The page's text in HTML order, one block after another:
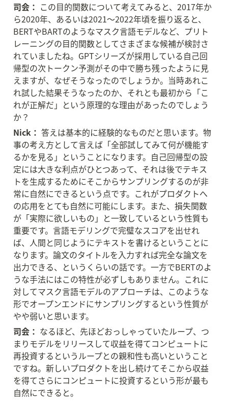
司会： この目的関数について考えてみると、2017年か
ら2020年、あるいは2021〜2022年頃を振り返ると、
BERTやBARTのようなマスク言語モデルなど、プリト
レーニングの目的関数としてさまざまな候補が検討さ
れていましたね。GPTシリーズが採用している自己回
帰型の次トークン予測がその中で勝ち残ったように見
えますが、なぜそうなったのでしょうか。当時あれこ
れ試した結果そうなったのか、それとも最初から「こ
れが正解だ」という原理的な理由があったのでしょう
か？
Nick： 答えは基本的に経験的なものだと思います。物
事の考え方として言えば「全部試してみて何が機能す
るかを見る」ということになります。自己回帰型の設
定には大きな利点がひとつあって、それは後でテキス
トを生成するためにそこからサンプリングするのが非
常に自然にできるという点です。これがプロダクトへ
の応用をとても自然に可能にします。また、損失関数
が「実際に欲しいもの」と一致しているという性質も
重要です。言語モデリングで完璧なスコアを出せれ
ば、人間と同じようにテキストを書けるということに
なります。論文のタイトルを入力すれば完全な論文を
出力できる、というくらいの話です。一方でBERTのよ
うな手法にはこの特性が必ずしもありません。これに
対してマスク言語モデルのアプローチは、このような
形でオープンエンドにサンプリングするという性質が
やや弱いと思います。
司会： なるほど、先ほどおっしゃっていたループ、つ
まりモデルをリリースして収益を得てコンピュートに
再投資するというループとの親和性も高いということ
ですね。新しいプロダクトを出し続けてそこから収益
を得てさらにコンピュートに投資するという形が最も
自然にできると。